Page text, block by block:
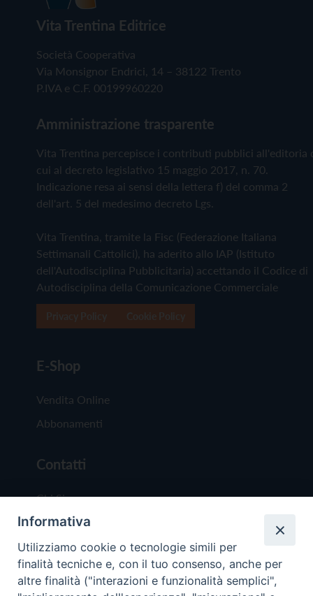
Vita Trentina Editrice
Società Cooperativa
Via Monsignor Endrici, 14 – 38122 Trento
P.IVA e C.F. 00199960220
Amministrazione trasparente
Vita Trentina percepisce i contributi pubblici all'editoria
cui al decreto legislativo 15 maggio 2017, n. 70.
Indicazione resa ai sensi della lettera f) del comma 2
dell'art. 5 del medesimo decreto Lgs.
Vita Trentina, tramite la Fisc (Federazione Italiana
Settimanali Cattolici), ha aderito allo IAP (Istituto
dell'Autodisciplina Pubblicitaria) accettando il Codice di
Autodisciplina della Comunicazione Commerciale
E-Shop
Vendita Online
Abbonamenti
Contatti
Chi Siamo
Redazione
Scrivici
Informativa
Utilizziamo cookie o tecnologie simili per
finalità tecniche e, con il tuo consenso, anche per
altre finalità ("interazioni e funzionalità semplici",